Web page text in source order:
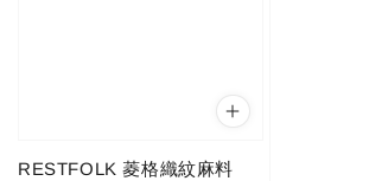
RESTFOLK 菱格織紋麻料